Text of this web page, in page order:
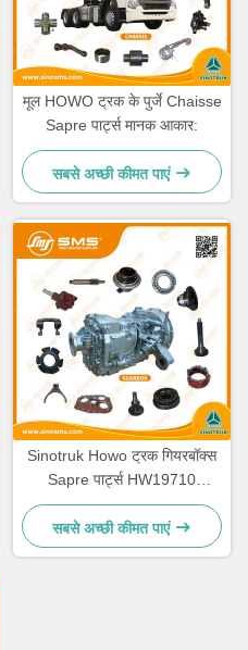
मूल HOWO ट्रक के पुर्जे Chaisse
Sapre पार्ट्स मानक आकार:
सबसे अच्छी कीमत पाएं
Sinotruk Howo ट्रक गियरबॉक्स
Sapre पार्ट्स HW19710
HW19710T HW19712
सबसे अच्छी कीमत पाएं